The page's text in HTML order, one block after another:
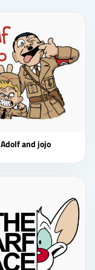
Adolf and jojo